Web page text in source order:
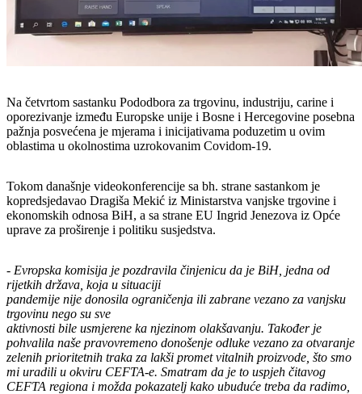
Na četvrtom sastanku Pododbora za trgovinu, industriju, carine i
oporezivanje između Europske unije i Bosne i Hercegovine posebna
pažnja posvećena je mjerama i inicijativama poduzetim u ovim
oblastima u okolnostima uzrokovanim Covidom-19.
Tokom današnje videokonferencije sa bh. strane sastankom je
kopredsjedavao Dragiša Mekić iz Ministarstva vanjske trgovine i
ekonomskih odnosa BiH, a sa strane EU Ingrid Jenezova iz Opće
uprave za proširenje i politiku susjedstva.
- Evropska komisija je pozdravila činjenicu da je BiH, jedna od
rijetkih država, koja u situaciji
pandemije nije donosila ograničenja ili zabrane vezano za vanjsku
trgovinu nego su sve
aktivnosti bile usmjerene ka njezinom olakšavanju. Također je
pohvalila naše pravovremeno donošenje odluke vezano za otvaranje
zelenih prioritetnih traka za lakši promet vitalnih proizvode, što smo
mi uradili u okviru CEFTA-e. Smatram da je to uspjeh čitavog
CEFTA regiona i možda pokazatelj kako ubuduće treba da radimo,